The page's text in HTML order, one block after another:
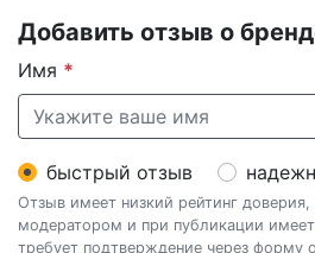
Добавить отзыв о
Имя *
быстрый отзыв
Отзыв имеет низкий рейтинг доверия,
модератором и при публикации
требует подтверждение через форму